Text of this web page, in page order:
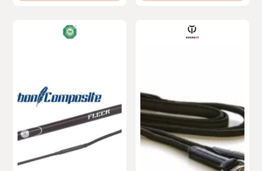
flera
varianter.
De
olika
alternativen